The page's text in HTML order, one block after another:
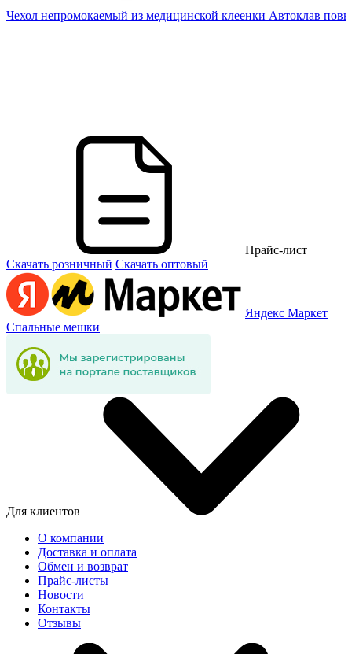
Чехол непромокаемый из медицинской клеенки Автоклав
Прайс-лист
Скачать розничный Скачать оптовый
Яндекс Маркет
Спальные мешки
Для клиентов
О компании
Доставка и оплата
Обмен и возврат
Прайс-листы
Новости
Контакты
Отзывы